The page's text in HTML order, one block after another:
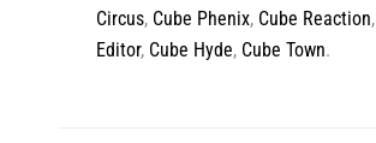
Circus, Cube Phenix, Cube Reaction,
Editor, Cube Hyde, Cube Town.